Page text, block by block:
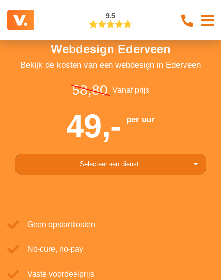
9.5
Webdesign Ederveen
Bekijk de kosten van een webdesign in Ederveen
58,80 Vanaf prijs
49,- per uur
Selecteer een dienst
Geen opstartkosten
No-cure, no-pay
Vaste voordeelprijs